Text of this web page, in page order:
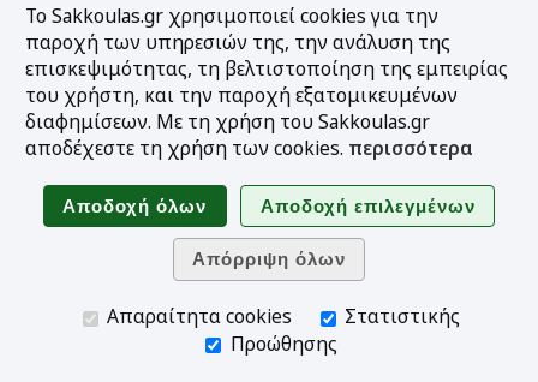
Εκδόσεις
Αναζήτηση εκδόσεων
Νέες κυκλοφορίες
Συγγραφείς
Θεματικός κατάλογος
Επιστημονικές σειρές
Επιστημονικά περιοδικά
Πληροφορίες
Το Sakkoulas.gr χρησιμοποιεί cookies για την
παροχή των υπηρεσιών της, την ανάλυση της
επισκεψιμότητας, τη βελτιστοποίηση της εμπειρίας
του χρήστη, και την παροχή εξατομικευμένων
διαφημίσεων. Με τη χρήση του Sakkoulas.gr
αποδέχεστε τη χρήση των cookies. περισσότερα
Απαραίτητα cookies
Στατιστικής
Προώθησης